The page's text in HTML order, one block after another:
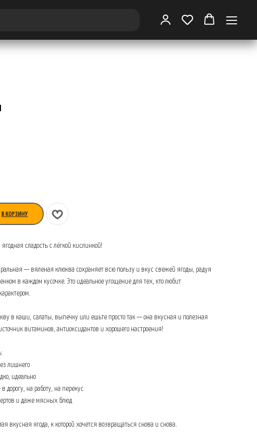
В КОРЗИНУ
сладость с лёгкой кислинкой!
— вяленая клюква сохраняет всю пользу и вкус свежей ягоды, радуя
в каждом кусочке. Это идеальное угощение для тех, кто любит
в каши, салаты, выпечку или ешьте просто так — она вкусная и полезная
витаминов, антиоксидантов и хорошего настроения!
лишнего
идеально
дорогу, на работу, на перекус
и даже мясных блюд
вкусная ягода, к которой хочется возвращаться снова и снова.